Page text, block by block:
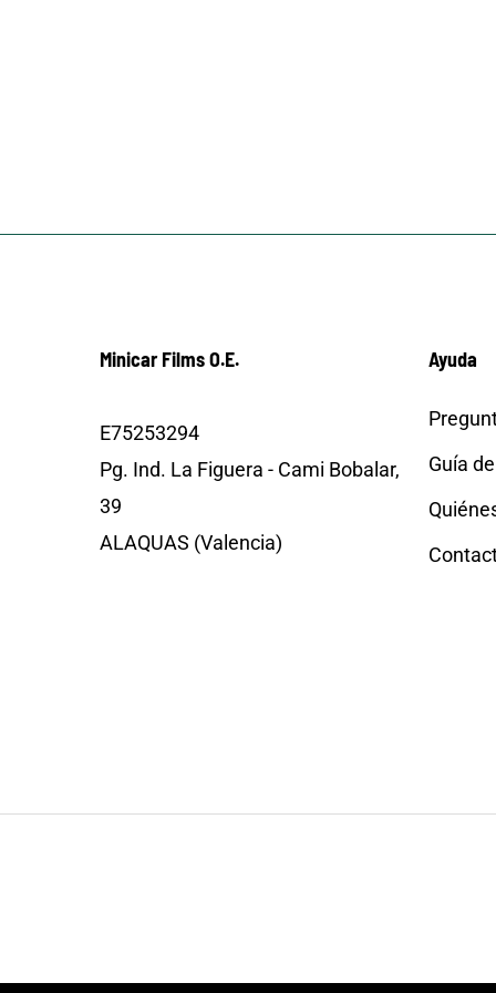
Minicar Films O.E.
E75253294
Pg. Ind. La Figuera - Cami Bobalar,
39
ALAQUAS (Valencia)
Ayuda
Guía